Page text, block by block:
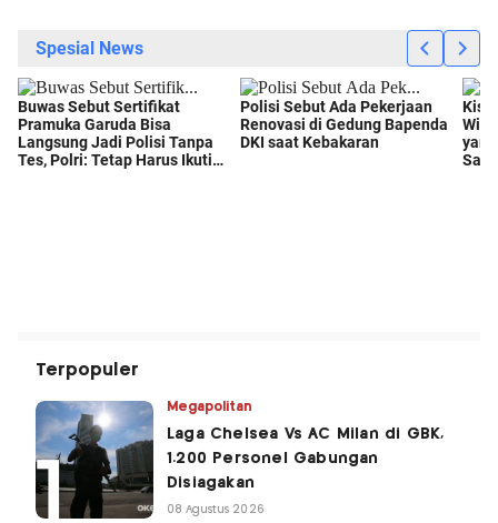
Terpopuler
Megapolitan
Laga Chelsea Vs AC Milan di GBK,
1.200 Personel Gabungan
Disiagakan
08 Agustus 2026